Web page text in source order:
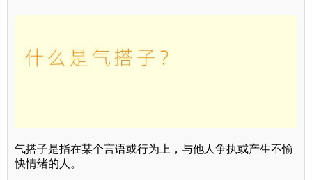
气搭子是指在某个言语或行为上，与他人争执或产生不愉
快情绪的人。